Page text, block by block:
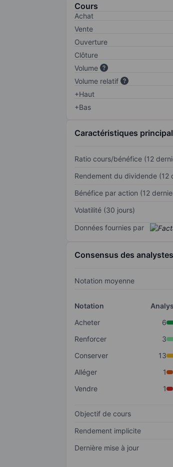
Cours
Achat
Vente
Ouverture
Clôture
Volume
Volume relatif
+Haut
+Bas
Caractéristiques
Ratio cours/bénéfice (12
Rendement du dividende (12
Bénéfice par action (12
Volatilité (30 jours)
Données fournies par
Consensus des analystes
Notation moyenne
Notation
Acheter
6
Renforcer
3
Conserver
13
Alléger
1
Vendre
1
Objectif de cours
Rendement implicite
Dernière mise à jour